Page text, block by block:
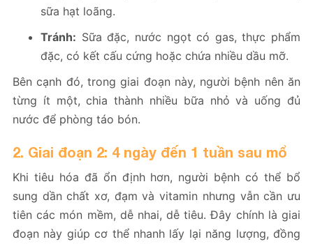
sữa hạt loãng.
Tránh: Sữa đặc, nước ngọt có gas, thực phẩm
đặc, có kết cấu cứng hoặc chứa nhiều dầu mỡ.
Bên cạnh đó, trong giai đoạn này, người bệnh nên ăn
từng ít một, chia thành nhiều bữa nhỏ và uống đủ
nước để phòng táo bón.
2. Giai đoạn 2: 4 ngày đến 1 tuần sau mổ
Khi tiêu hóa đã ổn định hơn, người bệnh có thể bổ
sung dần chất xơ, đạm và vitamin nhưng vẫn cần ưu
tiên các món mềm, dễ nhai, dễ tiêu. Đây chính là giai
đoạn này giúp cơ thể nhanh lấy lại năng lượng, đồng